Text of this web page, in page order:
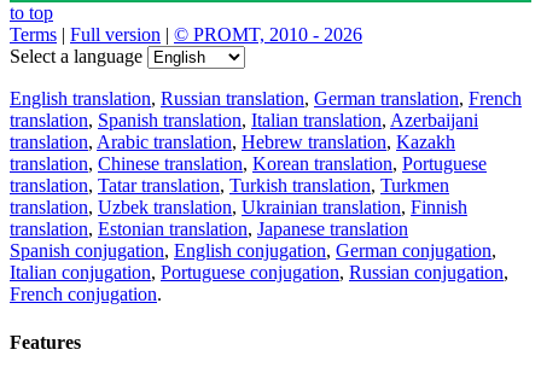
to top
Terms | Full version | © PROMT, 2010 - 2026
Select a language
English translation, Russian translation, German translation, French
translation, Spanish translation, Italian translation, Azerbaijani
translation, Arabic translation, Hebrew translation, Kazakh
translation, Chinese translation, Korean translation, Portuguese
translation, Tatar translation, Turkish translation, Turkmen
translation, Uzbek translation, Ukrainian translation, Finnish
translation, Estonian translation, Japanese translation
Spanish conjugation, English conjugation, German conjugation,
Italian conjugation, Portuguese conjugation, Russian conjugation,
French conjugation.
Features